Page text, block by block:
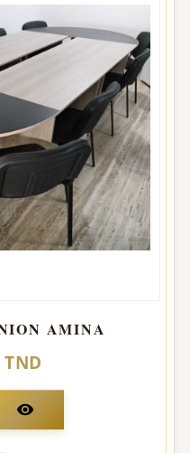
AMINA
visibility